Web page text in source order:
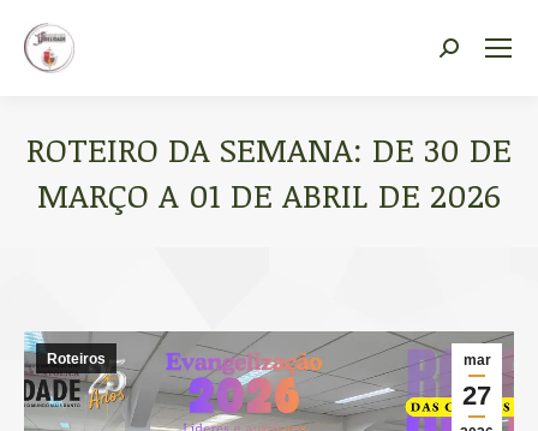
Search:
ROTEIRO DA SEMANA: DE 30 DE
MARÇO A 01 DE ABRIL DE 2026
mar
27
Roteiros